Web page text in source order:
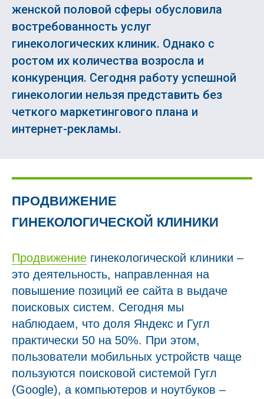
женской половой сферы обусловила
востребованность услуг
гинекологических клиник. Однако с
ростом их количества возросла и
конкуренция. Сегодня работу успешной
гинекологии нельзя представить без
четкого маркетингового плана и
интернет-рекламы.
ПРОДВИЖЕНИЕ
ГИНЕКОЛОГИЧЕСКОЙ КЛИНИКИ
Продвижение гинекологической клиники –
это деятельность, направленная на
повышение позиций ее сайта в выдаче
поисковых систем. Сегодня мы
наблюдаем, что доля Яндекс и Гугл
практически 50 на 50%. При этом,
пользователи мобильных устройств чаще
пользуются поисковой системой Гугл
(Google), а компьютеров и ноутбуков –